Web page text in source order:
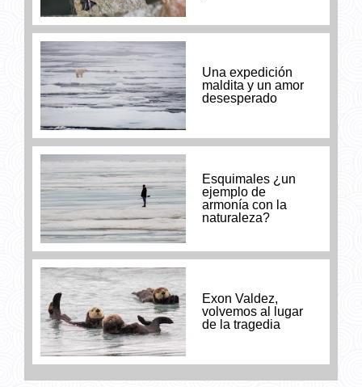
Una expedición
maldita y un amor
desesperado
Esquimales ¿un
ejemplo de
armonía con la
naturaleza?
Exon Valdez,
volvemos al lugar
de la tragedia